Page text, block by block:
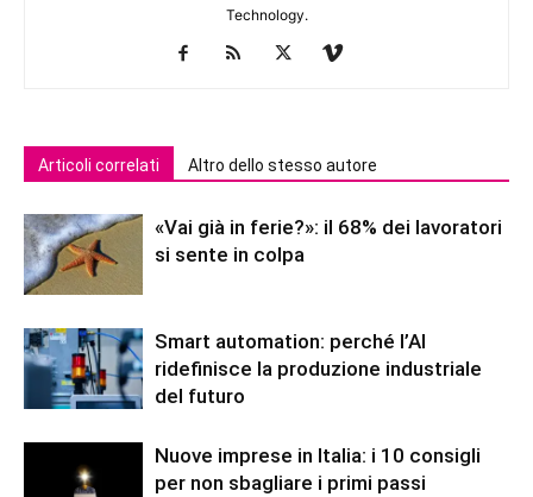
Technology.
Articoli correlati Altro dello stesso autore
«Vai già in ferie?»: il 68% dei lavoratori
si sente in colpa
Smart automation: perché l’AI
ridefinisce la produzione industriale
del futuro
Nuove imprese in Italia: i 10 consigli
per non sbagliare i primi passi